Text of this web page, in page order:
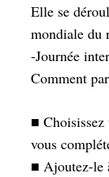
Elle se
mondiale du
-Journée
Comment
■
vous
■ Ajoutez-le